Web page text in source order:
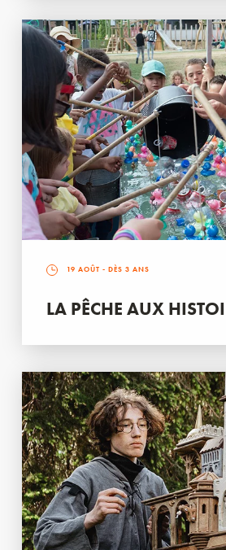
19 AOÛT - DÈS 3 ANS
LA PÊCHE AUX